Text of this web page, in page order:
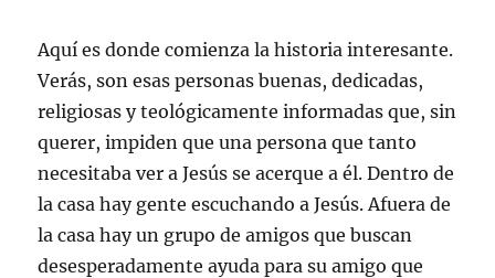
Aquí es donde comienza la historia interesante.
Verás, son esas personas buenas, dedicadas,
religiosas y teológicamente informadas que, sin
querer, impiden que una persona que tanto
necesitaba ver a Jesús se acerque a él. Dentro de
la casa hay gente escuchando a Jesús. Afuera de
la casa hay un grupo de amigos que buscan
desesperadamente ayuda para su amigo que